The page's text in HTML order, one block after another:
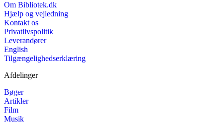
Om Bibliotek.dk
Hjælp og vejledning
Kontakt os
Privatlivspolitik
Leverandører
English
Tilgængelighedserklæring
Afdelinger
Bøger
Artikler
Film
Musik